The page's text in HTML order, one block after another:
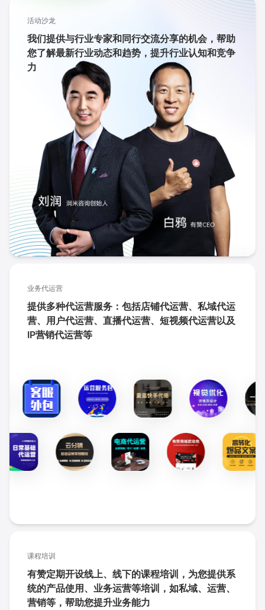
活动沙龙
我们提供与行业专家和同行交流分享的机会，帮助
您了解最新行业动态和趋势，提升行业认知和竞争
力
业务代运营
提供多种代运营服务：包括店铺代运营、私域代运
营、用户代运营、直播代运营、短视频代运营以及
IP营销代运营等
课程培训
有赞定期开设线上、线下的课程培训，为您提供系
统的产品使用、业务运营等培训，如私域、运营、
营销等，帮助您提升业务能力